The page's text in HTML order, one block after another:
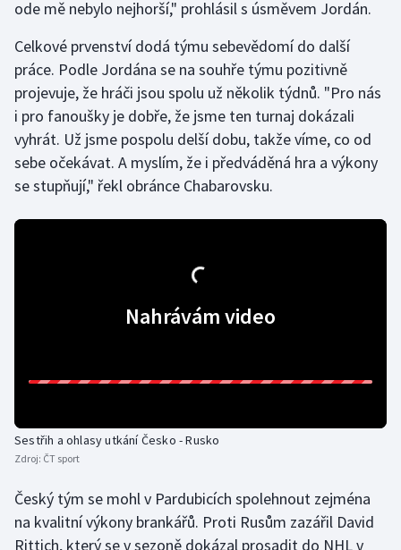
Lezení
Lyže a snowboard
Moderní pětiboj
Motorsport
Olympijské hry
Parasport
Plážový volejbal
Rychlostní kanoistika
Sportovní střelba
ode mě nebylo nejhorší," prohlásil s úsměvem Jordán.
Celkové prvenství dodá týmu sebevědomí do další
práce. Podle Jordána se na souhře týmu pozitivně
projevuje, že hráči jsou spolu už několik týdnů. "Pro nás
i pro fanoušky je dobře, že jsme ten turnaj dokázali
vyhrát. Už jsme pospolu delší dobu, takže víme, co od
sebe očekávat. A myslím, že i předváděná hra a výkony
se stupňují," řekl obránce Chabarovsku.
Nahrávám video
Sestřih a ohlasy utkání Česko - Rusko
Zdroj: ČT sport
Český tým se mohl v Pardubicích spolehnout zejména
na kvalitní výkony brankářů. Proti Rusům zazářil David
Rittich, který se v sezoně dokázal prosadit do NHL v